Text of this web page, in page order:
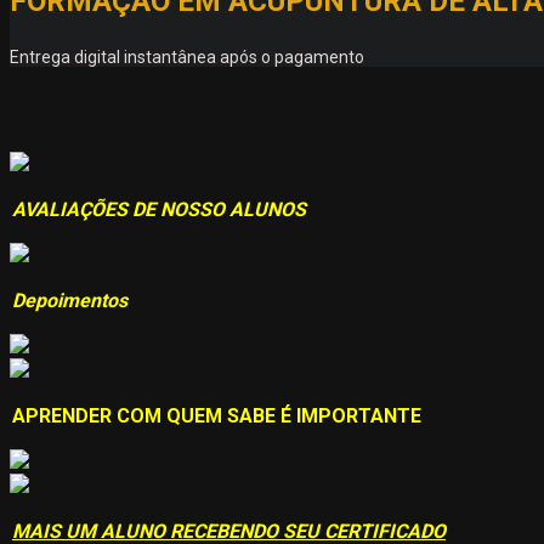
Entrega digital instantânea após o pagamento
AVALIAÇÕES DE NOSSO ALUNOS
Depoimentos
APRENDER COM QUEM SABE É IMPORTANTE
MAIS UM ALUNO RECEBENDO SEU CERTIFICADO